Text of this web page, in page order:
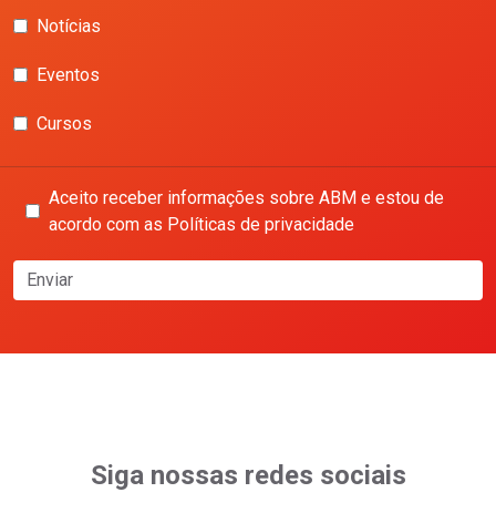
Notícias
Eventos
Cursos
Aceito receber informações sobre ABM e estou de
acordo com as Políticas de privacidade
Enviar
Siga nossas redes sociais